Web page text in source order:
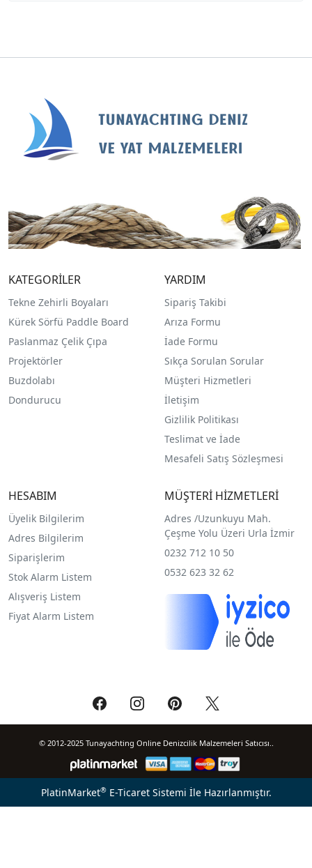
KATEGORİLER
Tekne Zehirli Boyaları
Kürek Sörfü Paddle Board
Paslanmaz Çelik Çıpa
Projektörler
Buzdolabı
Dondurucu
YARDIM
Sipariş Takibi
Arıza Formu
İade Formu
Sıkça Sorulan Sorular
Müşteri Hizmetleri
İletişim
Gizlilik Politikası
Teslimat ve İade
Mesafeli Satış Sözleşmesi
HESABIM
Üyelik Bilgilerim
Adres Bilgilerim
Siparişlerim
Stok Alarm Listem
Alışveriş Listem
Fiyat Alarm Listem
MÜŞTERİ HİZMETLERİ
Adres /Uzunkuyu Mah.
Çeşme Yolu Üzeri Urla İzmir
0232 712 10 50
0532 623 32 62
© 2012-2025 Tunayachting Online Denizcilik Malzemeleri Satıcısı..
PlatinMarket®E-Ticaret Sistemi İle Hazırlanmıştır.